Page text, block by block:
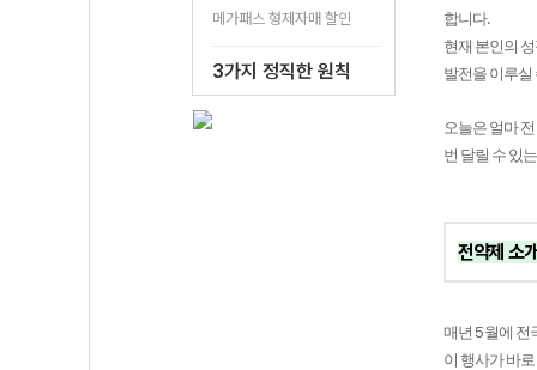
메가패스 형제자매 할인
3가지 정직한 원칙
합니다.
현재 본인의
발전을 이루실
오늘은 얼마 전
번 달릴 수 있
전약제 소
매년 5월에 전
이 행사가 바로